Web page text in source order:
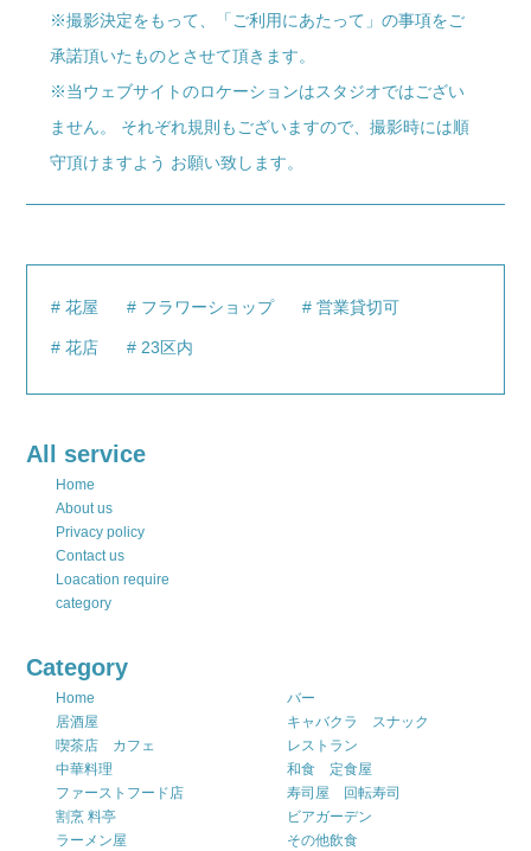
※撮影決定をもって、「ご利用にあたって」の事項をご
承諾頂いたものとさせて頂きます。
※当ウェブサイトのロケーションはスタジオではござい
ません。 それぞれ規則もございますので、撮影時には順
守頂けますよう お願い致します。
花屋 フラワーショップ 営業貸切可
花店 23区内
All service
Home
About us
Privacy policy
Contact us
Loacation require
category
Category
Home
バー
居酒屋
キャバクラ スナック
喫茶店 カフェ
レストラン
中華料理
和食 定食屋
ファーストフード店
寿司屋 回転寿司
割烹 料亭
ビアガーデン
ラーメン屋
その他飲食